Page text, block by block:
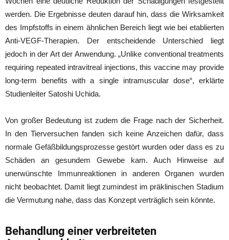
werden. Die Ergebnisse deuten darauf hin, dass die Wirksamkeit
des Impfstoffs in einem ähnlichen Bereich liegt wie bei etablierten
Anti-VEGF-Therapien. Der entscheidende Unterschied liegt
jedoch in der Art der Anwendung. „Unlike conventional treatments
requiring repeated intravitreal injections, this vaccine may provide
long-term benefits with a single intramuscular dose“, erklärte
Studienleiter Satoshi Uchida.
Von großer Bedeutung ist zudem die Frage nach der Sicherheit.
In den Tierversuchen fanden sich keine Anzeichen dafür, dass
normale Gefäßbildungsprozesse gestört wurden oder dass es zu
Schäden an gesundem Gewebe kam. Auch Hinweise auf
unerwünschte Immunreaktionen in anderen Organen wurden
nicht beobachtet. Damit liegt zumindest im präklinischen Stadium
die Vermutung nahe, dass das Konzept verträglich sein könnte.
Behandlung einer verbreiteten